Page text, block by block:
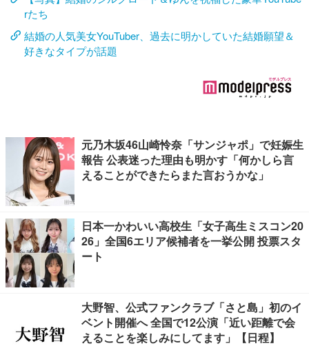
rたち
結婚の人気美女YouTuber、過去に明かしていた結婚願望＆
好きなタイプが話題
元乃木坂46山崎怜奈「サンジャポ」で妊娠生
報告 公表迷った理由も明かす「何かしら言
えることができたらまた言おうかな」
日本一かわいい高校生「女子高生ミスコン20
26」全国6エリア候補者を一挙公開 投票スタ
ート
大野智、公式ファンクラブ「さと島」初のイ
ベント開催へ 全国で12公演「近い距離で会
えることを楽しみにしてます」【日程】